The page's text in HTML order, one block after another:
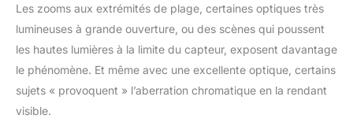
Les zooms aux extrémités de plage, certaines optiques très
lumineuses à grande ouverture, ou des scènes qui poussent
les hautes lumières à la limite du capteur, exposent davantage
le phénomène. Et même avec une excellente optique, certains
sujets « provoquent » l’aberration chromatique en la rendant
visible.